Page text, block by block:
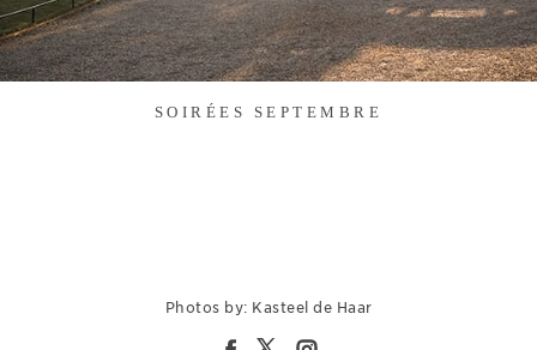
SOIRÉES SEPTEMBRE
Photos by: Kasteel de Haar